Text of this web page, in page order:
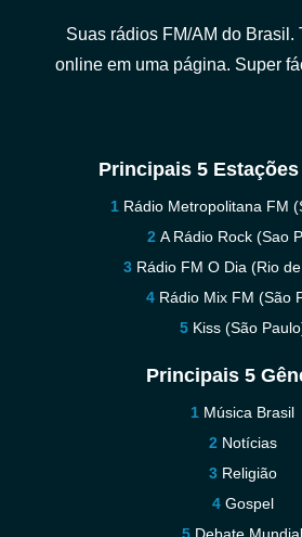
Suas rádios FM/AM do Brasil.
online em uma página. Super
Principais 5
Rádio Metropolitana FM
A Rádio Rock (Sao
Rádio FM O Dia (Rio
Rádio Mix FM (São
Kiss (São
Principais 5
Música Brasil
Notícias
Religião
Gospel